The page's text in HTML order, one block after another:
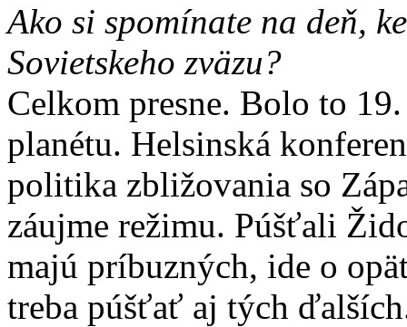
Ako si spomínate na deň,
Sovietskeho zväzu?
Celkom presne. Bolo to
planétu. Helsinská
politika zbližovania so
záujme režimu. Púšťali
majú príbuzných, ide o
treba púšťať aj tých